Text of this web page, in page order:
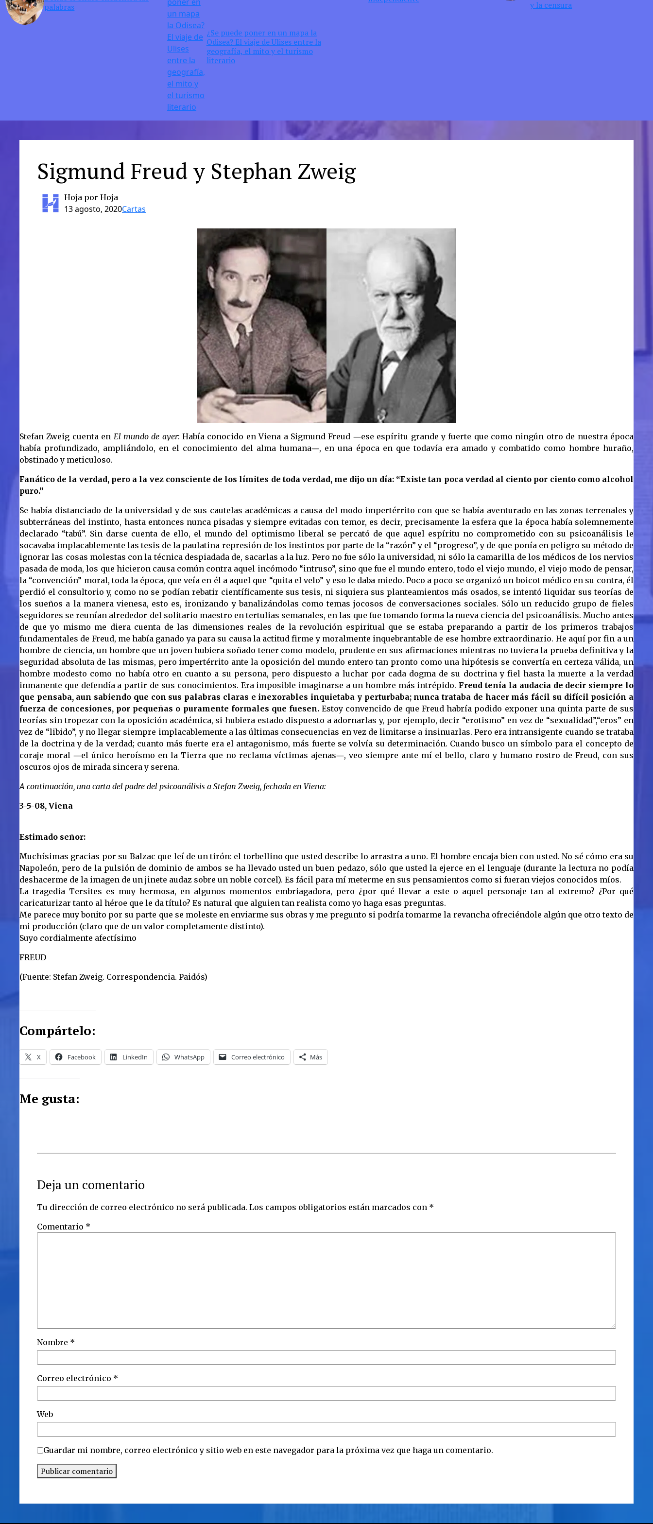
palabras
¿Se puede poner en un mapa la
Odisea? El viaje de Ulises entre la
geografía, el mito y el turismo
literario
y la censura
Sigmund Freud y Stephan Zweig
Hoja por Hoja
13 agosto, 2020Cartas
Stefan Zweig cuenta en El mundo de ayer: Había conocido en Viena a Sigmund Freud ―ese espíritu grande y fuerte que como ningún otro de nuestra época
había profundizado, ampliándolo, en el conocimiento del alma humana―, en una época en que todavía era amado y combatido como hombre huraño,
obstinado y meticuloso.
Fanático de la verdad, pero a la vez consciente de los límites de toda verdad, me dijo un día: “Existe tan poca verdad al ciento por ciento como alcohol
puro.”
Se había distanciado de la universidad y de sus cautelas académicas a causa del modo impertérrito con que se había aventurado en las zonas terrenales y
subterráneas del instinto, hasta entonces nunca pisadas y siempre evitadas con temor, es decir, precisamente la esfera que la época había solemnemente
declarado “tabú”. Sin darse cuenta de ello, el mundo del optimismo liberal se percató de que aquel espíritu no comprometido con su psicoanálisis le
socavaba implacablemente las tesis de la paulatina represión de los instintos por parte de la “razón” y el “progreso”, y de que ponía en peligro su método de
ignorar las cosas molestas con la técnica despiadada de, sacarlas a la luz. Pero no fue sólo la universidad, ni sólo la camarilla de los médicos de los nervios
pasada de moda, los que hicieron causa común contra aquel incómodo “intruso”, sino que fue el mundo entero, todo el viejo mundo, el viejo modo de pensar,
la “convención” moral, toda la época, que veía en él a aquel que “quita el velo” y eso le daba miedo. Poco a poco se organizó un boicot médico en su contra, él
perdió el consultorio y, como no se podían rebatir científicamente sus tesis, ni siquiera sus planteamientos más osados, se intentó liquidar sus teorías de
los sueños a la manera vienesa, esto es, ironizando y banalizándolas como temas jocosos de conversaciones sociales. Sólo un reducido grupo de fieles
seguidores se reunían alrededor del solitario maestro en tertulias semanales, en las que fue tomando forma la nueva ciencia del psicoanálisis. Mucho antes
de que yo mismo me diera cuenta de las dimensiones reales de la revolución espiritual que se estaba preparando a partir de los primeros trabajos
fundamentales de Freud, me había ganado ya para su causa la actitud firme y moralmente inquebrantable de ese hombre extraordinario. He aquí por fin a un
hombre de ciencia, un hombre que un joven hubiera soñado tener como modelo, prudente en sus afirmaciones mientras no tuviera la prueba definitiva y la
seguridad absoluta de las mismas, pero impertérrito ante la oposición del mundo entero tan pronto como una hipótesis se convertía en certeza válida, un
hombre modesto como no había otro en cuanto a su persona, pero dispuesto a luchar por cada dogma de su doctrina y fiel hasta la muerte a la verdad
inmanente que defendía a partir de sus conocimientos. Era imposible imaginarse a un hombre más intrépido. Freud tenía la audacia de decir siempre lo
que pensaba, aun sabiendo que con sus palabras claras e inexorables inquietaba y perturbaba; nunca trataba de hacer más fácil su difícil posición a
fuerza de concesiones, por pequeñas o puramente formales que fuesen.Estoy convencido de que Freud habría podido exponer una quinta parte de sus
teorías sin tropezar con la oposición académica, si hubiera estado dispuesto a adornarlas y, por ejemplo, decir “erotismo” en vez de “sexualidad”,“eros” en
vez de “libido”, y no llegar siempre implacablemente a las últimas consecuencias en vez de limitarse a insinuarlas. Pero era intransigente cuando se trataba
de la doctrina y de la verdad; cuanto más fuerte era el antagonismo, más fuerte se volvía su determinación. Cuando busco un símbolo para el concepto de
coraje moral ―el único heroísmo en la Tierra que no reclama víctimas ajenas―, veo siempre ante mí el bello, claro y humano rostro de Freud, con sus
oscuros ojos de mirada sincera y serena.
A continuación, una carta del padre del psicoanálisis a Stefan Zweig, fechada en Viena:
3-5-08, Viena
Estimado señor:
Muchísimas gracias por su Balzac que leí de un tirón: el torbellino que usted describe lo arrastra a uno. El hombre encaja bien con usted. No sé cómo era su
Napoleón, pero de la pulsión de dominio de ambos se ha llevado usted un buen pedazo, sólo que usted la ejerce en el lenguaje (durante la lectura no podía
deshacerme de la imagen de un jinete audaz sobre un noble corcel). Es fácil para mí meterme en sus pensamientos como si fueran viejos conocidos míos.
La tragedia Tersites es muy hermosa, en algunos momentos embriagadora, pero ¿por qué llevar a este o aquel personaje tan al extremo? ¿Por qué
caricaturizar tanto al héroe que le da título? Es natural que alguien tan realista como yo haga esas preguntas.
Me parece muy bonito por su parte que se moleste en enviarme sus obras y me pregunto si podría tomarme la revancha ofreciéndole algún que otro texto de
mi producción (claro que de un valor completamente distinto).
Suyo cordialmente afectísimo
FREUD
(Fuente: Stefan Zweig. Correspondencia. Paidós)
Compártelo:
X Facebook LinkedIn WhatsApp Correo electrónico Más
Me gusta:
Deja un comentario
Tu dirección de correo electrónico no será publicada. Los campos obligatorios están marcados con *
Comentario *
Nombre *
Correo electrónico *
Web
Guardar mi nombre, correo electrónico y sitio web en este navegador para la próxima vez que haga un comentario.